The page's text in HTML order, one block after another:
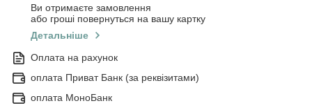
Ви отримаєте замовлення
або гроші повернуться на вашу картку
Детальніше
Оплата на рахунок
оплата Приват Банк (за реквізитами)
оплата МоноБанк